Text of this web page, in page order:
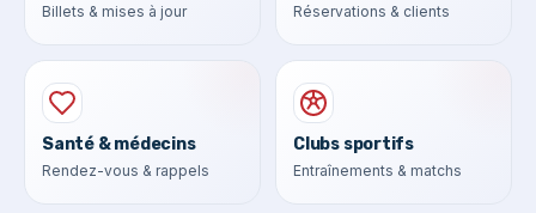
Billets & mises à jour Réservations & clients
Santé & médecins
Rendez-vous & rappels
Clubs sportifs
Entraînements & matchs